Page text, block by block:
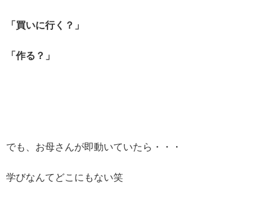
「買いに行く？」
「作る？」
でも、お母さんが即動いていたら・・・
学びなんてどこにもない笑